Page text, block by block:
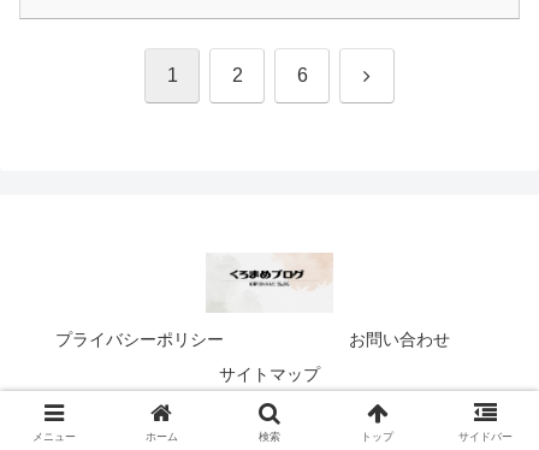
1 2 6 次
プライバシーポリシー
お問い合わせ
サイトマップ
© 2024 くろまめブログ.
メニュー ホーム 検索 トップ サイドバー